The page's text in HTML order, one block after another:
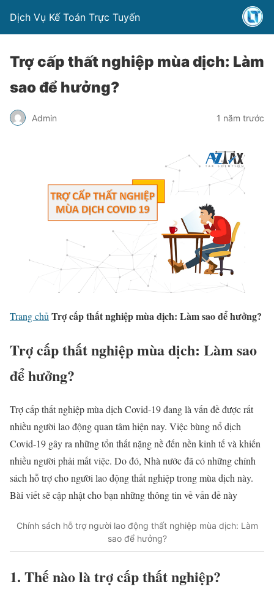
Dịch Vụ Kế Toán Trực Tuyến
Trợ cấp thất nghiệp mùa dịch: Làm
sao để hưởng?
Admin 1 năm trước
Trang chủ Trợ cấp thất nghiệp mùa dịch: Làm sao để hưởng?
Trợ cấp thất nghiệp mùa dịch: Làm sao
để hưởng?
Trợ cấp thất nghiệp mùa dịch Covid-19 đang là vấn đề được rất
nhiều người lao động quan tâm hiện nay. Việc bùng nổ dịch
Covid-19 gây ra những tổn thất nặng nề đến nền kinh tế và khiến
nhiều người phải mất việc. Do đó, Nhà nước đã có những chính
sách hỗ trợ cho người lao động thất nghiệp trong mùa dịch này.
Bài viết sẽ cập nhật cho bạn những thông tin về vấn đề này
Chính sách hỗ trợ người lao động thất nghiệp mùa dịch: Làm
sao để hưởng?
1. Thế nào là trợ cấp thất nghiệp?